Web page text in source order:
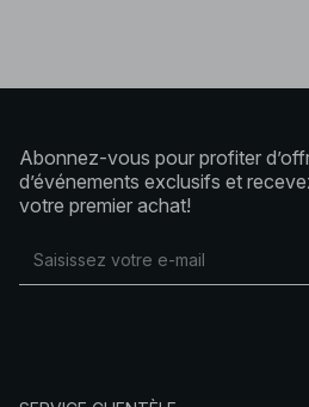
Abonnez-vous pour profiter
d’événements exclusifs et
votre premier achat!